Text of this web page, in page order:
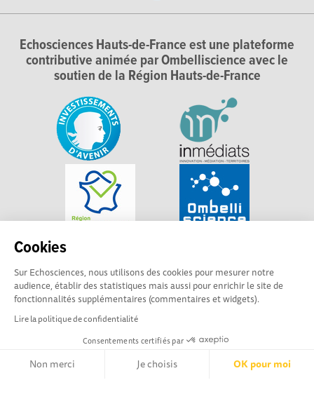
Cookies
Sur Echosciences, nous utilisons des cookies pour mesurer notre
audience, établir des statistiques mais aussi pour enrichir le site de
fonctionnalités supplémentaires (commentaires et widgets).
Lire la politique de confidentialité
Consentements certifiés par
Non merci Je choisis OK pour moi
Echosciences Hauts-de-France est une plateforme
contributive animée par Ombelliscience avec le
soutien de la Région Hauts-de-France